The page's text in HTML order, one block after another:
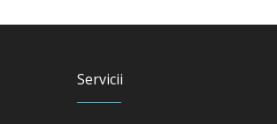
Servicii